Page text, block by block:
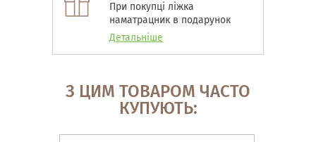
При покупці ліжка
наматрацник в подарунок
Детальніше
З ЦИМ ТОВАРОМ ЧАСТО
КУПУЮТЬ: